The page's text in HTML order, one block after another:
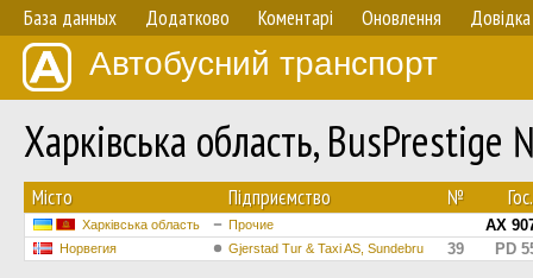
База данных Додатково Коментарі Оновлення Довідка
Автобусний транспорт
Харківська область,
Мiсто Підприємство №
Харківська область Прочие AX
Норвегия Gjerstad Tur & Taxi AS, Sundebru 39 PD